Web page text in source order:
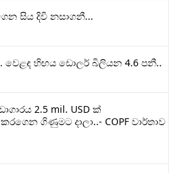
සිය දිවි නසාගනී...
වෙළඳ හිඟය ඩොලර් බිලියන 4.6 පනී..
2.5 mil. USD ක්
ගිණුමට දාලා..- COPF වාර්තාව